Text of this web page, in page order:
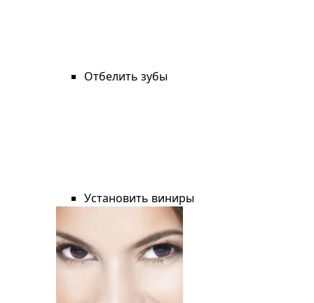
Отбелить зубы
Установить виниры